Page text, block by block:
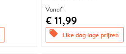
Vanaf
€ 11,99
offers Elke dag lage prijzen